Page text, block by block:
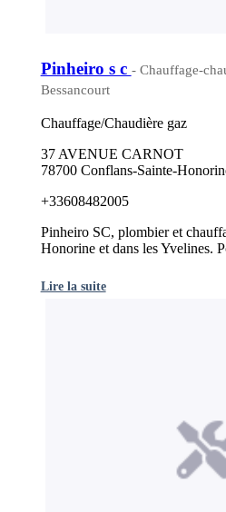
Pinheiro s c - Chauffage-
Bessancourt
Chauffage/Chaudière gaz
37 AVENUE CARNOT
78700 Conflans-Sainte-
+33608482005
Pinheiro SC, plombier et
Honorine et dans les Yvelines.
Lire la suite